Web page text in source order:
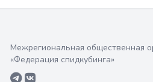
Межрегиональная общественная
«Федерация спидкубинга»